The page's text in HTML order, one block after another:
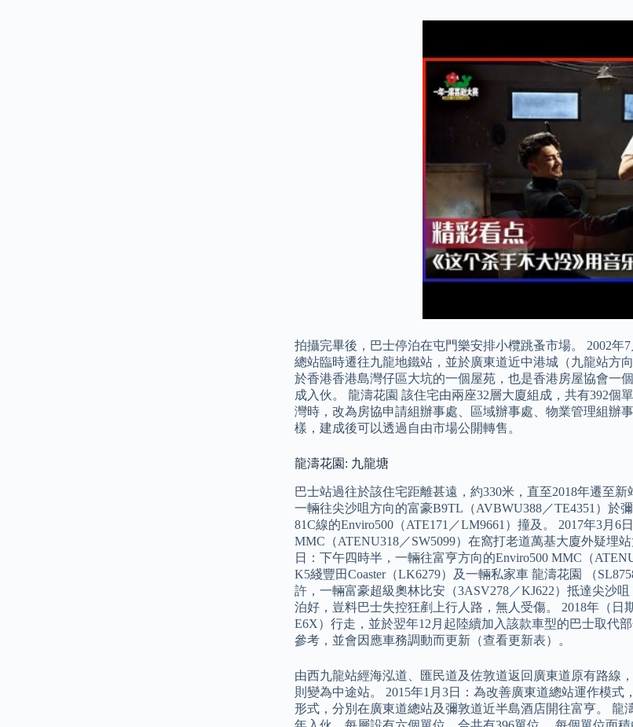
拍攝完畢後，巴士停泊在屯門樂安排小欖跳蚤市場。 2002年
總站臨時遷往九龍地鐵站，並於廣東道近中港城（九龍站方
於香港香港島灣仔區大坑的一個屋苑，也是香港房屋協會一
成入伙。 龍濤花園 該住宅由兩座32層大廈組成，共有392
灣時，改為房協申請組辦事處、區域辦事處、物業管理組辦
樣，建成後可以透過自由市場公開轉售。
龍濤花園: 九龍塘
巴士站過往於該住宅距離甚遠，約330米，直至2018年遷至
一輛往尖沙咀方向的富豪B9TL（AVBWU388／TE4351）於
81C線的Enviro500（ATE171／LM9661）撞及。 2017年3月
MMC（ATENU318／SW5099）在窩打老道萬基大廈外疑埋
日：下午四時半，一輛往富亨方向的Enviro500 MMC（
K5綫豐田Coaster（LK6279）及一輛私家車 龍濤花園 （
許，一輛富豪超級奧林比安（3ASV278／KJ622）抵達尖沙
泊好，豈料巴士失控狂剷上行人路，無人受傷。 2018年（日
E6X）行走，並於翌年12月起陸續加入該款車型的巴士取代
參考，並會因應車務調動而更新（查看更新表）。
由西九龍站經海泓道、匯民道及佐敦道返回廣東道原有路線
則變為中途站。 2015年1月3日：為改善廣東道總站運作模
形式，分別在廣東道總站及彌敦道近半島酒店開往富亨。 龍